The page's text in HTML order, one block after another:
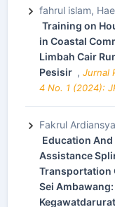
fahrul islam,
Training on
in Coastal
Limbah Cair
Pesisir , Jurnal
4 No. 1 (2024):
Fakrul
Education
Assistance
Transportation
Sei